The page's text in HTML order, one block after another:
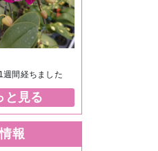
週間経ちました
と見る
報